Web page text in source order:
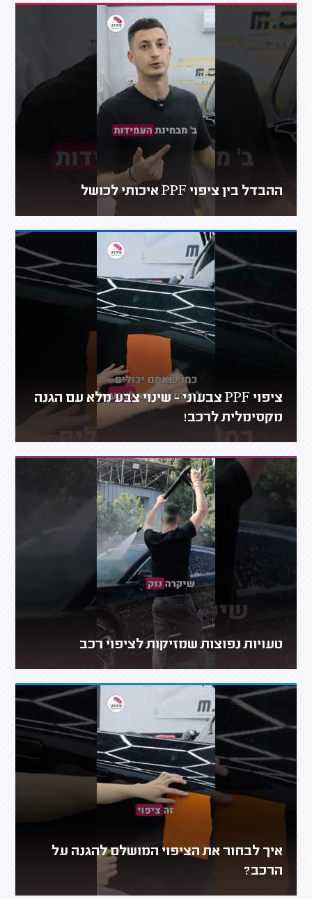
ההבדל בין ציפוי PPF איכותי לכושל
ציפוי PPF צבעוני - שינוי צבע מלא עם הגנה
מקסימלית לרכב!
טעויות נפוצות שמזיקות לציפוי רכב
איך לבחור את הציפוי המושלם להגנה על
הרכב?